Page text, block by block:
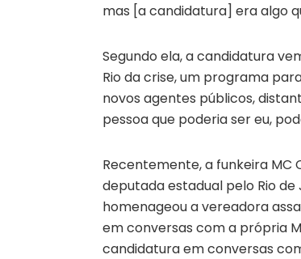
mas [a candidatura] era algo
Segundo ela, a candidatura
Rio da crise, um programa
novos agentes públicos,
pessoa que poderia ser eu,
Recentemente, a funkeira MC
deputada estadual pelo Rio
homenageou a vereadora
em conversas com a própria
candidatura em conversas